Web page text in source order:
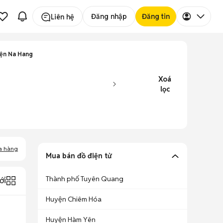
Liên hệ Đăng nhập Đăng tin
Na Hang
Xoá
lọc
hàng
Mua bán đồ điện tử
Thành phố Tuyên Quang
Huyện Chiêm Hóa
Huyện Hàm Yên